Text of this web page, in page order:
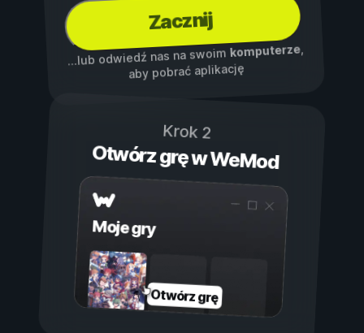
Zacznij
...lub odwiedź nas na swoim komputerze,
aby pobrać aplikację
Krok 2
Otwórz grę w WeMod
Moje gry
Otwórz grę